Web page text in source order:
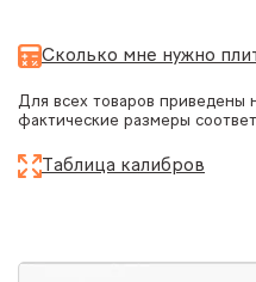
Сколько мне нужно
Для всех товаров приведены
фактические размеры
Таблица калибров